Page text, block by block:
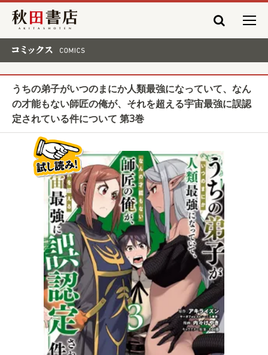
秋田書店
うちの弟子がいつのまにか人類最強になっていて、なん
の才能もない師匠の俺が、それを超える宇宙最強に誤認
定されている件について 第3巻